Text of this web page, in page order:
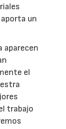
un
aparecen
el
trabajo